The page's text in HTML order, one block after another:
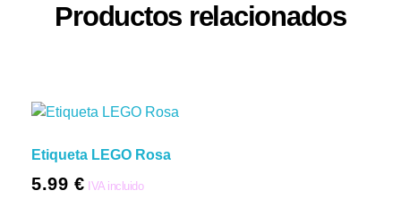
Productos relacionados
Etiqueta LEGO Rosa
5.99 € IVA incluido